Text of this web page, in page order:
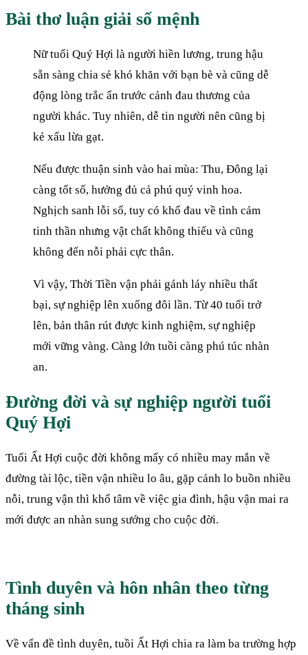
Bài thơ luận giải số mệnh
Nữ tuổi Quý Hợi là người hiền lương, trung hậu
sẵn sàng chia sẻ khó khăn với bạn bè và cũng dễ
động lòng trắc ẩn trước cảnh đau thương của
người khác. Tuy nhiên, dễ tin người nên cũng bị
kẻ xấu lừa gạt.
Nếu được thuận sinh vào hai mùa: Thu, Đông lại
càng tốt số, hưởng đủ cả phú quý vinh hoa.
Nghịch sanh lỗi số, tuy có khổ đau về tình cảm
tinh thần nhưng vật chất không thiếu và cũng
không đến nỗi phải cực thân.
Vì vậy, Thời Tiền vận phải gánh láy nhiều thất
bại, sự nghiệp lên xuống đôi lần. Từ 40 tuổi trở
lên, bản thân rút được kinh nghiệm, sự nghiệp
mới vững vàng. Càng lớn tuồi càng phú túc nhàn
an.
Đường đời và sự nghiệp người tuổi
Quý Hợi
Tuổi Ất Hợi cuộc đời không mấy có nhiều may mắn về
đường tài lộc, tiền vận nhiều lo âu, gặp cảnh lo buồn nhiều
nỗi, trung vận thì khổ tâm về việc gia đình, hậu vận mai ra
mới được an nhàn sung sướng cho cuộc đời.
Tình duyên và hôn nhân theo từng
tháng sinh
Về vấn đề tình duyên, tuồi Ất Hợi chia ra làm ba trường hợp